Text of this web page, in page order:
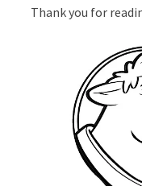
Thank you for